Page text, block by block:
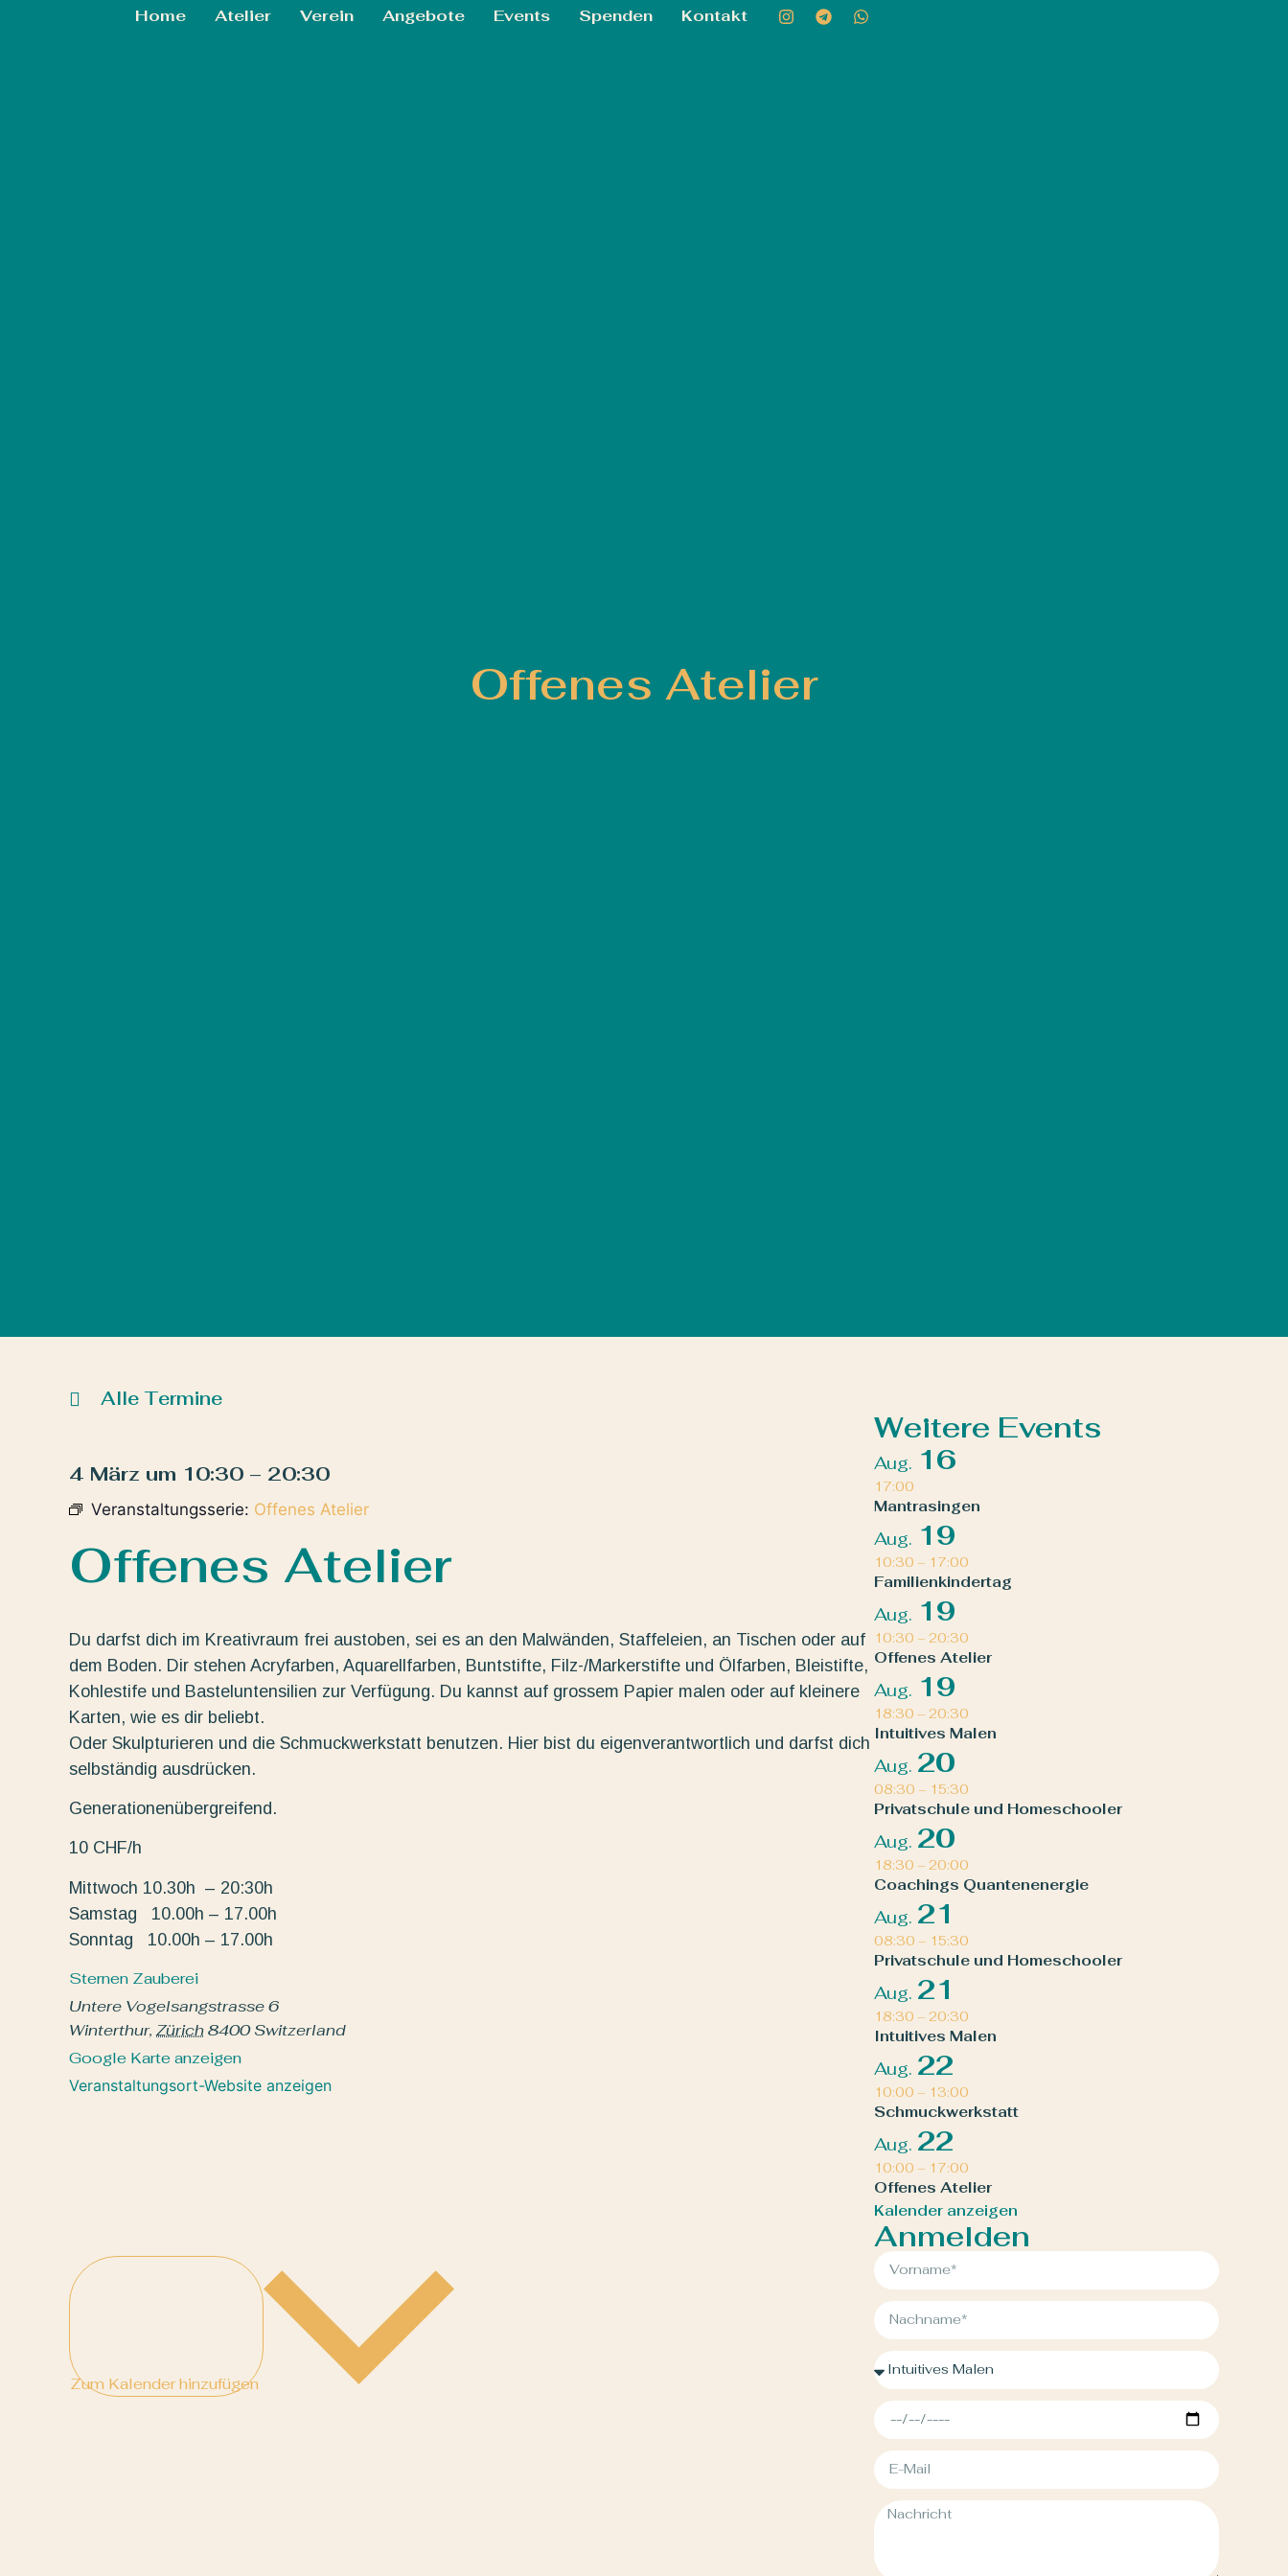
Home Atelier Verein Angebote Events Spenden Kontakt
Offenes Atelier
Alle Termine
4 März um 10:30 – 20:30
Veranstaltungsserie: Offenes Atelier
Offenes Atelier
Du darfst dich im Kreativraum frei austoben, sei es an den Malwänden, Staffeleien, an Tischen oder auf
dem Boden. Dir stehen Acryfarben, Aquarellfarben, Buntstifte, Filz-/Markerstifte und Ölfarben, Bleistifte,
Kohlestife und Basteluntensilien zur Verfügung. Du kannst auf grossem Papier malen oder auf kleinere
Karten, wie es dir beliebt.
Oder Skulpturieren und die Schmuckwerkstatt benutzen. Hier bist du eigenverantwortlich und darfst dich
selbständig ausdrücken.
Generationenübergreifend.
10 CHF/h
Mittwoch 10.30h – 20:30h
Samstag 10.00h – 17.00h
Sonntag 10.00h – 17.00h
Sternen Zauberei
Untere Vogelsangstrasse 6
Winterthur, Zürich8400 Switzerland
Google Karte anzeigen
Veranstaltungsort-Website anzeigen
Zum Kalender hinzufügen
Weitere Events
Aug. 16
17:00
Mantrasingen
Aug. 19
10:30 – 17:00
Familienkindertag
Aug. 19
10:30 – 20:30
Offenes Atelier
Aug. 19
18:30 – 20:30
Intuitives Malen
Aug. 20
08:30 – 15:30
Privatschule und Homeschooler
Aug. 20
18:30 – 20:00
Coachings Quantenenergie
Aug. 21
08:30 – 15:30
Privatschule und Homeschooler
Aug. 21
18:30 – 20:30
Intuitives Malen
Aug. 22
10:00 – 13:00
Schmuckwerkstatt
Aug. 22
10:00 – 17:00
Offenes Atelier
Kalender anzeigen
Anmelden